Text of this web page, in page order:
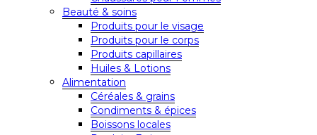
Beauté & soins
Produits pour le visage
Produits pour le corps
Produits capillaires
Huiles & Lotions
Alimentation
Céréales & grains
Condiments & épices
Boissons locales